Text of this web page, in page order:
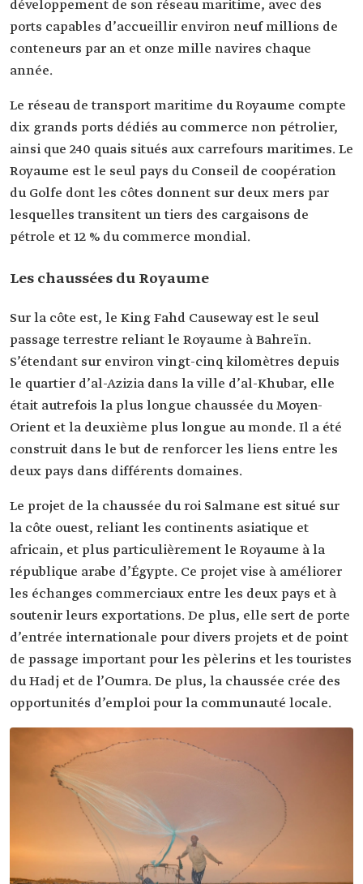
développement de son réseau maritime, avec des
ports capables d’accueillir environ neuf millions de
conteneurs par an et onze mille navires chaque
année.
Le réseau de transport maritime du Royaume compte
dix grands ports dédiés au commerce non pétrolier,
ainsi que 240 quais situés aux carrefours maritimes. Le
Royaume est le seul pays du Conseil de coopération
du Golfe dont les côtes donnent sur deux mers par
lesquelles transitent un tiers des cargaisons de
pétrole et 12 % du commerce mondial.
Les chaussées du Royaume
Sur la côte est, le King Fahd Causeway est le seul
passage terrestre reliant le Royaume à Bahreïn.
S’étendant sur environ vingt-cinq kilomètres depuis
le quartier d’al-Azizia dans la ville d’al-Khubar, elle
était autrefois la plus longue chaussée du Moyen-
Orient et la deuxième plus longue au monde. Il a été
construit dans le but de renforcer les liens entre les
deux pays dans différents domaines.
Le projet de la chaussée du roi Salmane est situé sur
la côte ouest, reliant les continents asiatique et
africain, et plus particulièrement le Royaume à la
république arabe d’Égypte. Ce projet vise à améliorer
les échanges commerciaux entre les deux pays et à
soutenir leurs exportations. De plus, elle sert de porte
d’entrée internationale pour divers projets et de point
de passage important pour les pèlerins et les touristes
du Hadj et de l’Oumra. De plus, la chaussée crée des
opportunités d’emploi pour la communauté locale.